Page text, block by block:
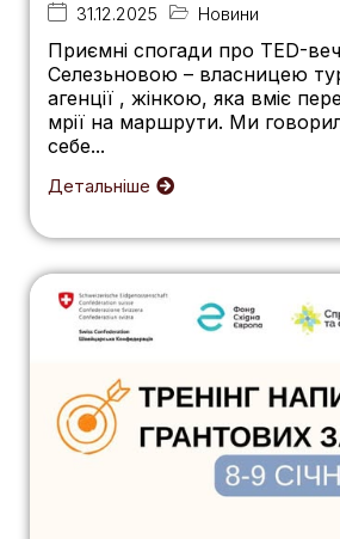
31.12.2025 Новини
Приємні спогади про TED-
Селезьновою – власницею
агенції , жінкою, яка вміє
мрії на маршрути. Ми
себе...
Детальніше